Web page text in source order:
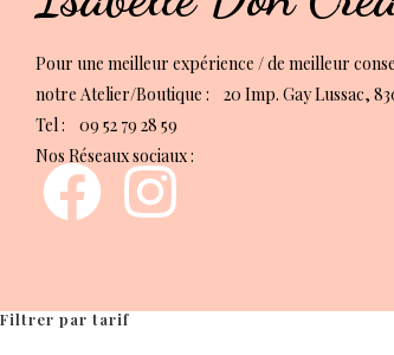
Pour une meilleur expérience / de meilleur
notre Atelier/Boutique : 20 Imp. Gay Lussac,
Tel : 09 52 79 28 59
Nos Réseaux sociaux :
Filtrer par tarif